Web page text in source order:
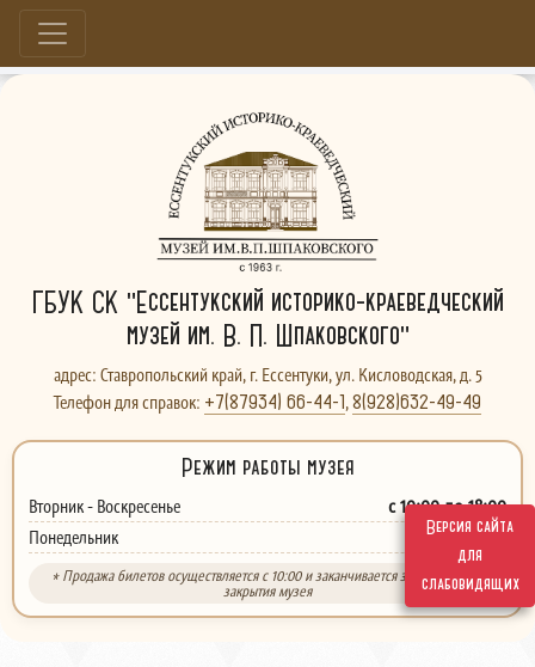
Версия сайта
для
слабовидящих
Больше, чем музей...
ГБУК СК "Ессентукский историко-краеведческий
музей им. В. П. Шпаковского"
адрес: Ставропольский край, г. Ессентуки, ул. Кисловодская, д. 5
Телефон для справок: +7(87934) 66-44-1,8(928)632-49-49
Режим работы музея
Вторник - Воскресенье с 10:00 до 18:00
Понедельник выходной
* Продажа билетов осуществляется с 10:00 и заканчивается за 30 минут до
закрытия музея